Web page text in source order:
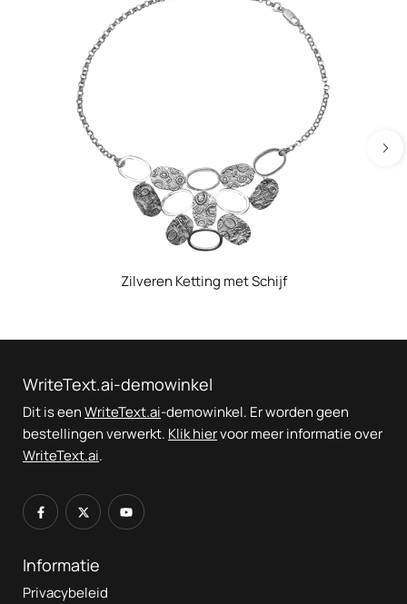
Zilveren Ketting met Schijf
WriteText.ai-demowinkel
Dit is eenWriteText.ai-demowinkel. Er worden geen
bestellingen verwerkt. Klik hiervoor meer informatie over
WriteText.ai.
Informatie
Privacybeleid